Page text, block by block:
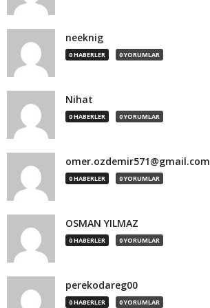
neeknig
0 HABERLER 0 YORUMLAR
Nihat
0 HABERLER 0 YORUMLAR
omer.ozdemir571@gmail.com
0 HABERLER 0 YORUMLAR
OSMAN YILMAZ
0 HABERLER 0 YORUMLAR
perekodareg00
0 HABERLER 0 YORUMLAR